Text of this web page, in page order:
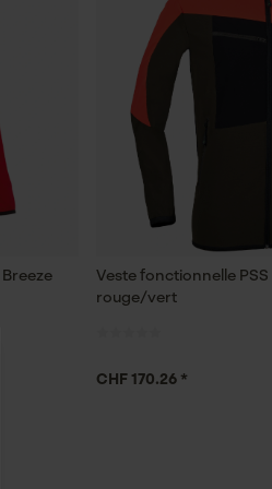
Veste fonctionnelle
rouge/vert
CHF 170.26 *